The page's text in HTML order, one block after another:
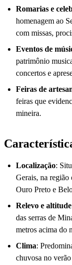
Romarias e
homenagem ao
com missas,
Eventos de
patrimônio
concertos e
Feiras de
feiras que
mineira.
Localização:
Gerais, na
Ouro Preto e
Relevo e altitude
das serras de
metros acima do
Clima:
chuvosa no